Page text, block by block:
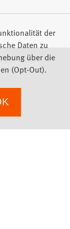
der
Daten zu
über die
(Opt-Out).